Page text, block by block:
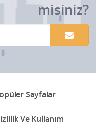
misiniz?
Sayfalar
Ve Kullanım